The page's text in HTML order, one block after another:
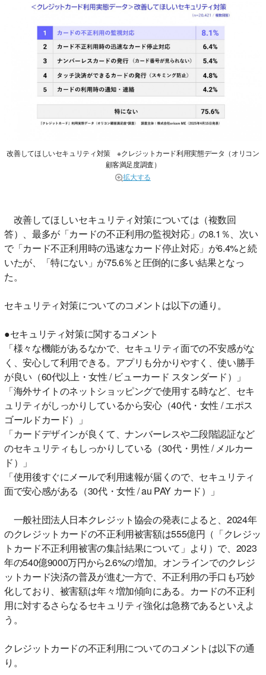
改善してほしいセキュリティ対策 ※クレジットカード利用実態データ（オリコン
顧客満足度調査）
拡大する
改善してほしいセキュリティ対策については（複数回
答）、最多が「カードの不正利用の監視対応」の8.1％、次い
で「カード不正利用時の迅速なカード停止対応」が6.4%と続
いたが、「特にない」が75.6％と圧倒的に多い結果となっ
た。
セキュリティ対策についてのコメントは以下の通り。
●セキュリティ対策に関するコメント
「様々な機能があるなかで、セキュリティ面での不安感がな
く、安心して利用できる。アプリも分かりやすく、使い勝手
が良い（60代以上・女性 / ビューカード スタンダード）」
「海外サイトのネットショッピングで使用する時など、セキ
ュリティがしっかりしているから安心（40代・女性 / エポス
ゴールドカード）」
「カードデザインが良くて、ナンバーレスや二段階認証など
のセキュリティもしっかりしている（30代・男性 / メルカー
ド）」
「使用後すぐにメールで利用速報が届くので、セキュリティ
面で安心感がある（30代・女性 / au PAY カード）」
一般社団法人日本クレジット協会の発表によると、2024年
のクレジットカードの不正利用被害額は555億円（「クレジッ
トカード不正利用被害の集計結果について」より）で、2023
年の540億9000万円から2.6%の増加。オンラインでのクレジ
ットカード決済の普及が進む一方で、不正利用の手口も巧妙
化しており、被害額は年々増加傾向にある。カードの不正利
用に対するさらなるセキュリティ強化は急務であるといえよ
う。
クレジットカードの不正利用についてのコメントは以下の通
り。